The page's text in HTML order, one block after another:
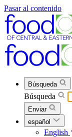
Pasar al contenido
Búsqueda
Búsqueda
Enviar
español
English